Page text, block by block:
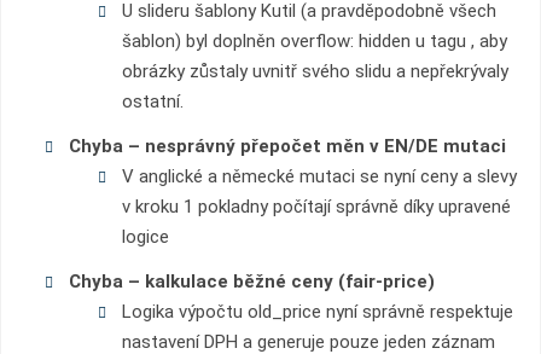
U slideru šablony Kutil (a pravděpodobně všech
šablon) byl doplněn overflow: hidden u tagu , aby
obrázky zůstaly uvnitř svého slidu a nepřekrývaly
ostatní.
Chyba – nesprávný přepočet měn v EN/DE mutaci
V anglické a německé mutaci se nyní ceny a slevy
v kroku 1 pokladny počítají správně díky upravené
logice
Chyba – kalkulace běžné ceny (fair-price)
Logika výpočtu old_price nyní správně respektuje
nastavení DPH a generuje pouze jeden záznam